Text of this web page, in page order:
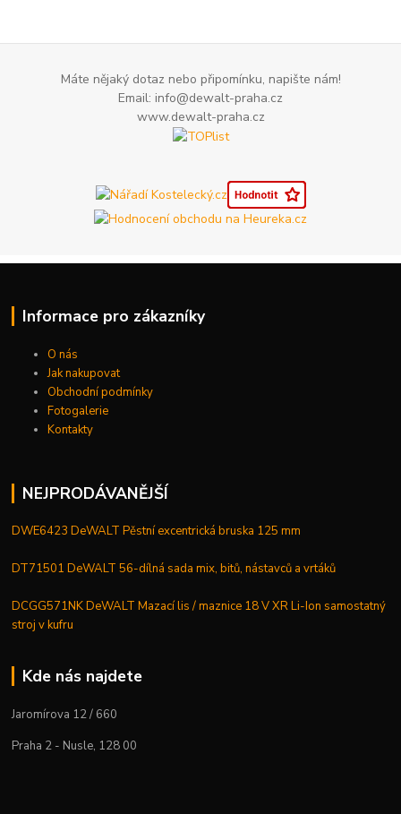
Máte nějaký dotaz nebo připomínku, napište nám!
Email: info@dewalt-praha.cz
www.dewalt-praha.cz
Informace pro zákazníky
O nás
Jak nakupovat
Obchodní podmínky
Fotogalerie
Kontakty
NEJPRODÁVANĚJŠÍ
DWE6423 DeWALT Pěstní excentrická bruska 125 mm
DT71501 DeWALT 56-dílná sada mix, bitů, nástavců a vrtáků
DCGG571NK DeWALT Mazací lis / maznice 18 V XR Li-Ion samostatný
stroj v kufru
Kde nás najdete
Jaromírova 12 / 660
Praha 2 - Nusle, 128 00